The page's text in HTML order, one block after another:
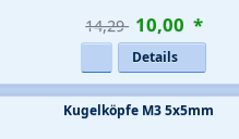
14,29  10,00 *
Details
Kugelköpfe M3 5x5mm